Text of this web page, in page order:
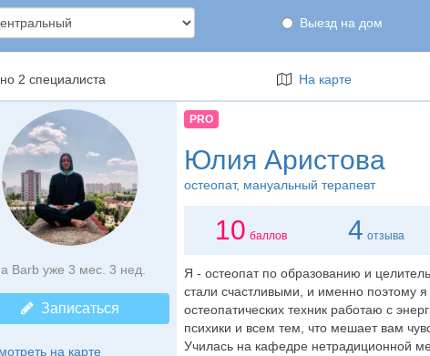
Выезд на дом
2 специалиста На карте
Barb уже 3 мес. 3 нед.
Записаться
на карте
PRO
Юлия Аристова
остеопат, мануальный терапевт
10 баллов 4 отзыва
Я - остеопат по образованию и
стали счастливыми, и именно поэтому
остеопатических техник работаю с
психики и всем тем, что мешает вам
Училась на кафедре нетрадиционной